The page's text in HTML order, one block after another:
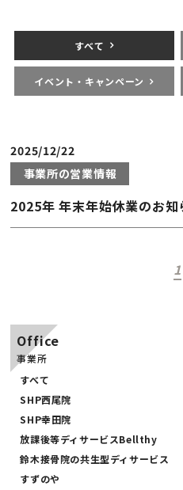
SERVICE
すべて
イベント・キャンペーン
2025/12/22
事業所の営業情報
2025年 年末年始休業のお知
1
Office
事業所
すべて
SHP西尾院
SHP幸田院
放課後等ディサービスBellthy
鈴木接骨院の共生型ディサービス
すずのや